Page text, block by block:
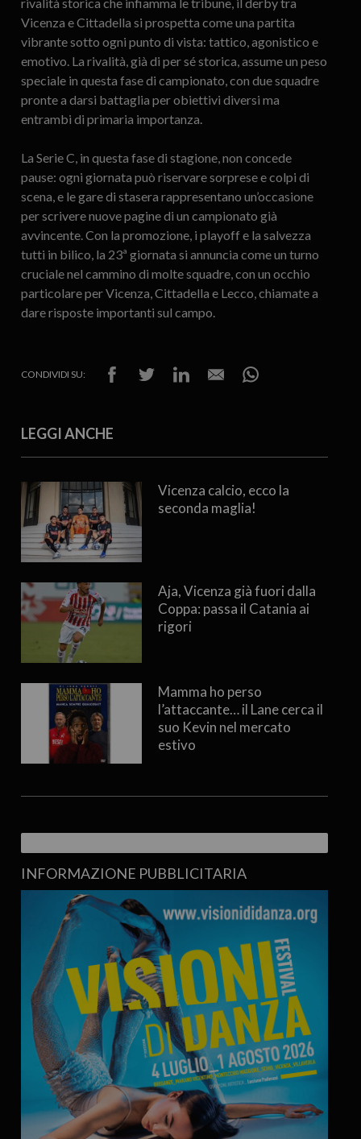
Vicenza e Cittadella si prospetta come una partita
vibrante sotto ogni punto di vista: tattico, agonistico e
emotivo. La rivalità, già di per sé storica, assume un peso
speciale in questa fase di campionato, con due squadre
pronte a darsi battaglia per obiettivi diversi ma
entrambi di primaria importanza.
La Serie C, in questa fase di stagione, non concede
pause: ogni giornata può riservare sorprese e colpi di
scena, e le gare di stasera rappresentano un’occasione
per scrivere nuove pagine di un campionato già
avvincente. Con la promozione, i playoff e la salvezza
tutti in bilico, la 23ª giornata si annuncia come un turno
cruciale nel cammino di molte squadre, con un occhio
particolare per Vicenza, Cittadella e Lecco, chiamate a
dare risposte importanti sul campo.
CONDIVIDI SU:
LEGGI ANCHE
Vicenza calcio, ecco la
seconda maglia!
Aja, Vicenza già fuori dalla
Coppa: passa il Catania ai
rigori
Mamma ho perso
l’attaccante… il Lane cerca il
suo Kevin nel mercato
estivo
INFORMAZIONE PUBBLICITARIA